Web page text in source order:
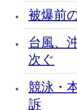
被爆前
台風、
次ぐ
競泳・
訴